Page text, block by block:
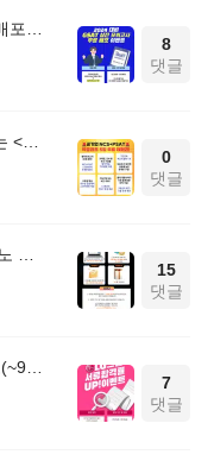
8
댓글
0
댓글
15
댓글
7
댓글